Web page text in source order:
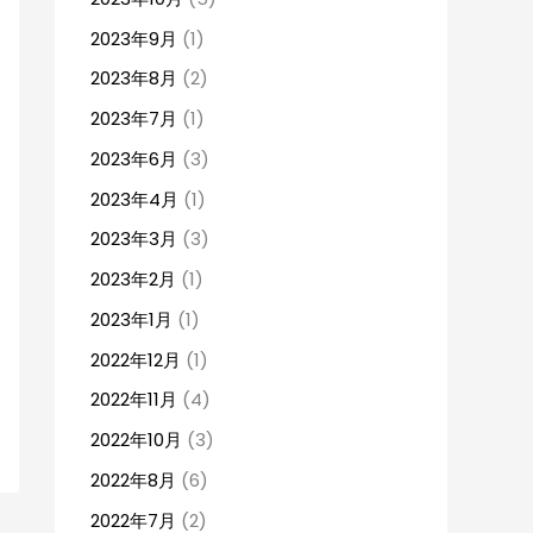
2023年9月 (1)
2023年8月 (2)
2023年7月 (1)
2023年6月 (3)
2023年4月 (1)
2023年3月 (3)
2023年2月 (1)
2023年1月 (1)
2022年12月 (1)
2022年11月 (4)
2022年10月 (3)
2022年8月 (6)
2022年7月 (2)